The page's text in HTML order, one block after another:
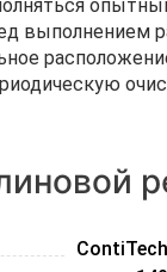
выполнением
ContiTech